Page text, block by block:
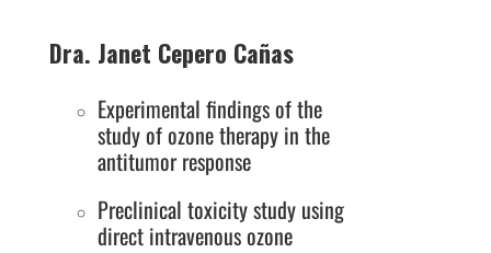
Dra. Janet Cepero Cañas
Experimental findings of the
study of ozone therapy in the
antitumor response
Preclinical toxicity study using
direct intravenous ozone